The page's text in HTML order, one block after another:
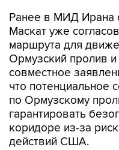
Ранее в МИД Ирана
Маскат уже
маршрута для
Ормузский пролив и
совместное
что потенциальное
по Ормузскому
гарантировать
коридоре из-за
действий США.